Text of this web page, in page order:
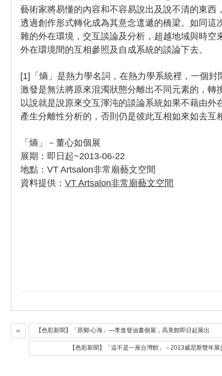
藝術家將易懂的內容和不容易說出及說不清的東西
透過創作形式轉化成為其意念邅遞的橋梁。如同這
雜的外在環境，交互談論及分析，超越地域與時空
外在環境間的互相參照及自成系統的談論下去。
[1]「熵」是熱力學名詞，在熱力學系統裡，一個封
激發是無法將原來混濁狀態分離出不同元素的，轉
以說就是說原來交互渾沌的談論系統如果不藉由外
產生分離性分析的，否則仍是彼此互相如來如去互
「熵」－董心如個展
展期：即日起~2013-06-22
地點：VT Artsalon非常廟藝文空間
資料提供： VT Artsalon非常廟藝文空間
【色彩新聞】「原鄉‧心海」—李進發油畫個展，高美館即日起展出
【色彩新聞】「這不是一座台灣館」－2013威尼斯雙年